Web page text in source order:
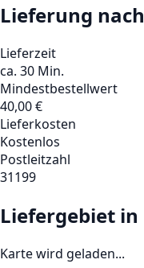
Lieferung nach
Lieferzeit
ca. 30 Min.
Mindestbestellwert
40,00€
Lieferkosten
Kostenlos
Postleitzahl
31199
Liefergebiet in
Karte wird geladen...